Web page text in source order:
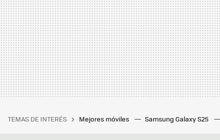
TEMAS DE INTERÉS Mejores móviles Samsung Galaxy S25